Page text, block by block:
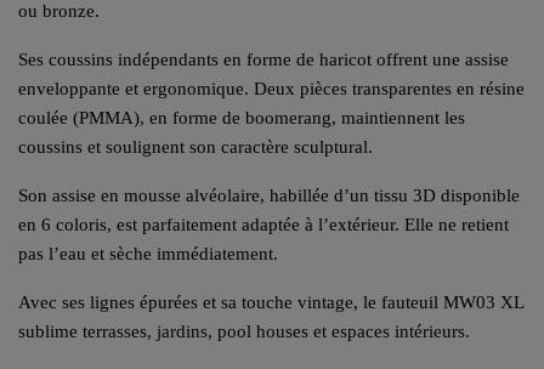
ou bronze.
Ses coussins indépendants en forme de haricot offrent une assise
enveloppante et ergonomique. Deux pièces transparentes en résine
coulée (PMMA), en forme de boomerang, maintiennent les
coussins et soulignent son caractère sculptural.
Son assise en mousse alvéolaire, habillée d’un tissu 3D disponible
en 6 coloris, est parfaitement adaptée à l’extérieur. Elle ne retient
pas l’eau et sèche immédiatement.
Avec ses lignes épurées et sa touche vintage, le fauteuil MW03 XL
sublime terrasses, jardins, pool houses et espaces intérieurs.